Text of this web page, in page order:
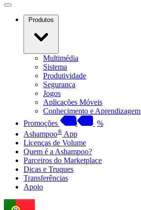
Produtos
Multimédia
Sistema
Produtividade
Segurança
Jogos
Aplicações Móveis
Conhecimento e Aprendizagem
Promoções
%
Ashampoo® App
Licenças de Volume
Quem é a Ashampoo?
Parceiros do Marketplace
Dicas e Truques
Transferências
Apoio